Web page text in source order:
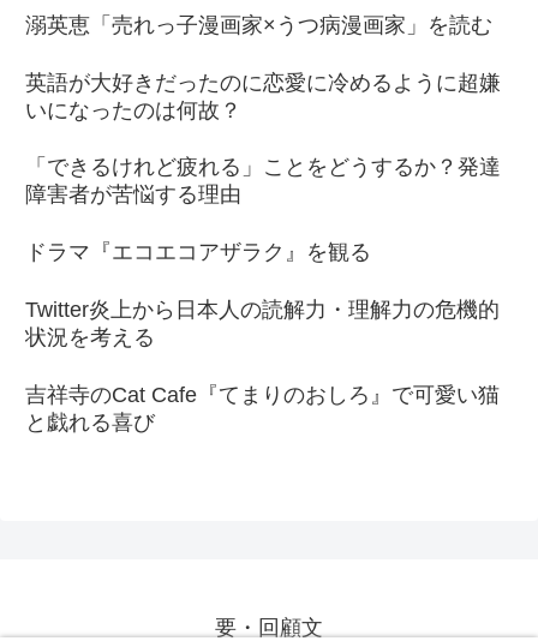
溺英恵「売れっ子漫画家×うつ病漫画家」を読む
英語が大好きだったのに恋愛に冷めるように超嫌
いになったのは何故？
「できるけれど疲れる」ことをどうするか？発達
障害者が苦悩する理由
ドラマ『エコエコアザラク』を観る
Twitter炎上から日本人の読解力・理解力の危機的
状況を考える
吉祥寺のCat Cafe『てまりのおしろ』で可愛い猫
と戯れる喜び
要・回顧文